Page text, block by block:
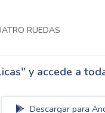
RUEDAS
y accede a
Descargar para